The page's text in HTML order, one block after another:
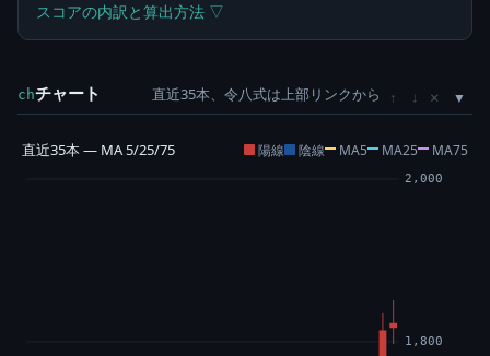
スコアの内訳と算出方法 ▽
chチャート 直近35本、令八式は上部リンクから ↑ ↓ ×
直近35本 — MA 5/25/75 陽線 陰線 MA5 MA25 MA75
1,800
2,000